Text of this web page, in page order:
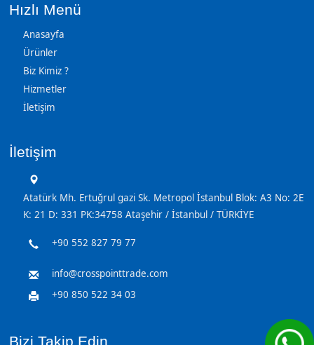
Hızlı Menü
Anasayfa
Ürünler
Biz Kimiz ?
Hizmetler
İletişim
İletişim
Atatürk Mh. Ertuğrul gazi Sk. Metropol İstanbul Blok: A3 No: 2E
K: 21 D: 331 PK:34758 Ataşehir / İstanbul / TÜRKİYE
+90 552 827 79 77
info@crosspointtrade.com
+90 850 522 34 03
Bizi Takip Edin